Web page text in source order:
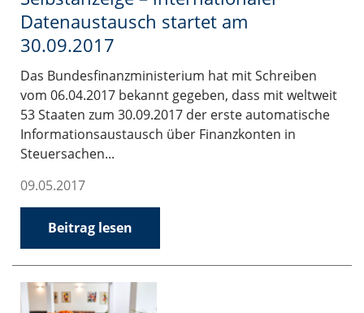
Datenaustausch startet am
30.09.2017
Das Bundesfinanzministerium hat mit Schreiben
vom 06.04.2017 bekannt gegeben, dass mit weltweit
53 Staaten zum 30.09.2017 der erste automatische
Informationsaustausch über Finanzkonten in
Steuersachen...
09.05.2017
Beitrag lesen